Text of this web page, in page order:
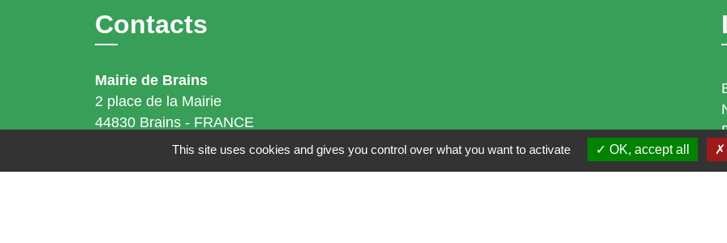
Contacts
Mairie de Brains
2 place de la Mairie
44830 Brains - FRANCE
+33 2 40 65 51 30This site uses cookies and gives you control over what you want to activate OK, accept all